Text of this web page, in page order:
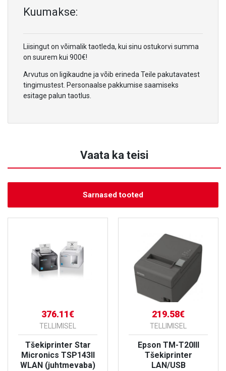
Kuumakse:
Liisingut on võimalik taotleda, kui sinu ostukorvi summa
on suurem kui 900€!
Arvutus on ligikaudne ja võib erineda Teile pakutavatest
tingimustest. Personaalse pakkumise saamiseks
esitage palun taotlus.
Vaata ka teisi
Sarnased tooted
376.11€
TELLIMISEL
Tšekiprinter Star
Micronics TSP143II
WLAN (juhtmevaba)
219.58€
TELLIMISEL
Epson TM-T20III
Tšekiprinter
LAN/USB